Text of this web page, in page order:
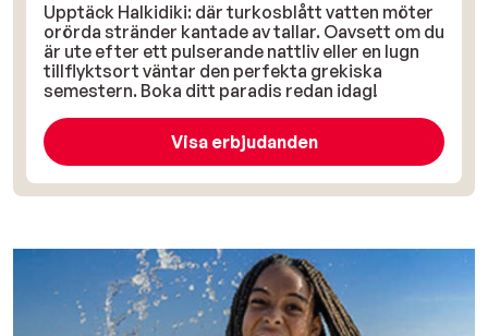
Upptäck Halkidiki: där turkosblått vatten möter
orörda stränder kantade av tallar. Oavsett om du
är ute efter ett pulserande nattliv eller en lugn
tillflyktsort väntar den perfekta grekiska
semestern. Boka ditt paradis redan idag!
Visa erbjudanden